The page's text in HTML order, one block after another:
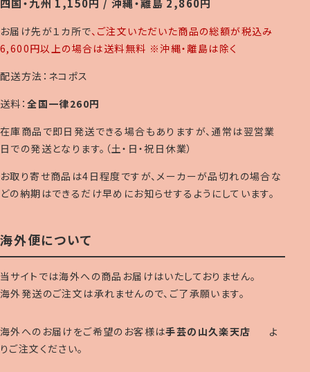
お届け先が１カ所で、ご注文いただいた商品の総額が税込み
6,600円以上の場合は送料無料 ※沖縄・離島は除く
配送方法：ネコポス
送料：全国一律260円
在庫商品で即日発送できる場合もありますが、通常は翌営業
日での発送となります。（土・日・祝日休業）
お取り寄せ商品は4日程度ですが、メーカーが品切れの場合な
どの納期はできるだけ早めにお知らせするようにしています。
海外便について
当サイトでは海外への商品お届けはいたしておりません。
海外発送のご注文は承れませんので、ご了承願います。
海外へのお届けをご希望のお客様は手芸の山久楽天店
よ
りご注文ください。